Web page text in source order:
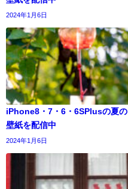
2024年1月6日
iPhone8・7・6・6SPlusの夏の
壁紙を配信中
2024年1月6日